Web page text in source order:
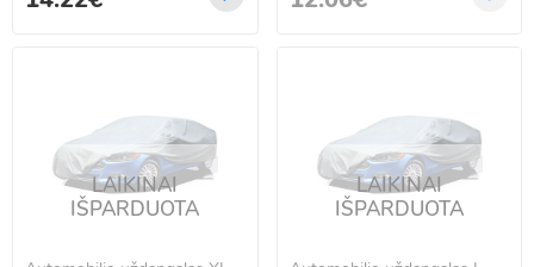
LAIKINAI
IŠPARDUOTA
LAIKINAI
IŠPARDUOTA